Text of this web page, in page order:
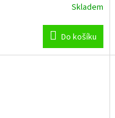
Skladem
Do košíku